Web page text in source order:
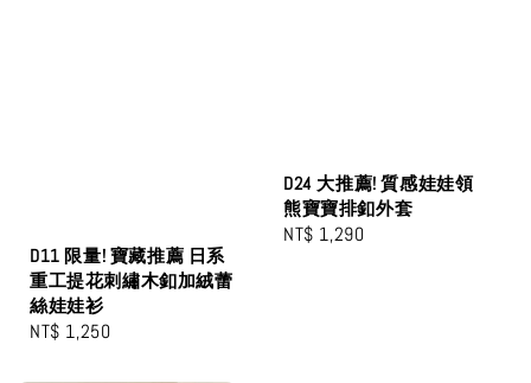
D11 限量! 寶藏推薦 日系
重工提花刺繡木釦加絨蕾
絲娃娃衫
Regular
NT$ 1,250
D24 大推薦! 質感娃娃領
熊寶寶排釦外套
Regular
NT$ 1,290